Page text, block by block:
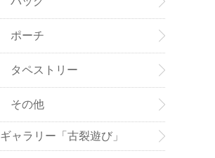
ポーチ
タペストリー
その他
ギャラリー「古裂遊び」